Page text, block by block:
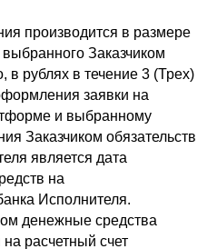
производится в размере
Заказчиком
в рублях в течение 3 (Трех)
заявки на
и выбранному
Заказчиком обязательств
является дата
на
Исполнителя.
денежные средства
расчетный счет